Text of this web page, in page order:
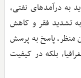
به درآمدهای نفتی،
تشدید فقر و کاهش
پاسخ به پرسش
بلکه در کیفیت